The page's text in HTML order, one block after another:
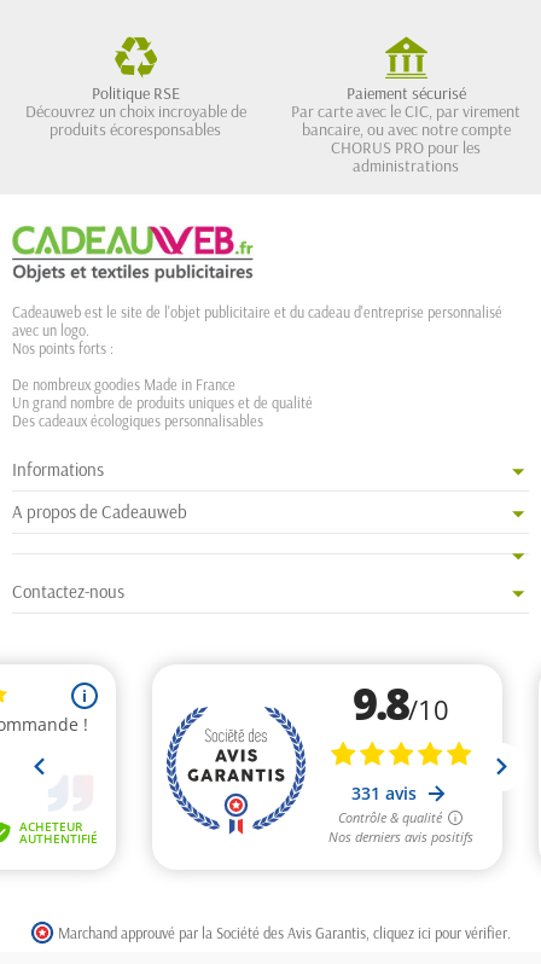
Politique RSE
Découvrez un choix incroyable de
produits écoresponsables
Paiement sécurisé
Par carte avec le CIC, par virement
bancaire, ou avec notre compte
CHORUS PRO pour les
administrations
Cadeauweb est le site de l'objet publicitaire et du cadeau d'entreprise personnalisé
avec un logo.
Nos points forts :
De nombreux goodies Made in France
Un grand nombre de produits uniques et de qualité
Des cadeaux écologiques personnalisables
Informations
A propos de Cadeauweb
Contactez-nous
Marchand approuvé par la Société des Avis Garantis, cliquez ici pour vérifier